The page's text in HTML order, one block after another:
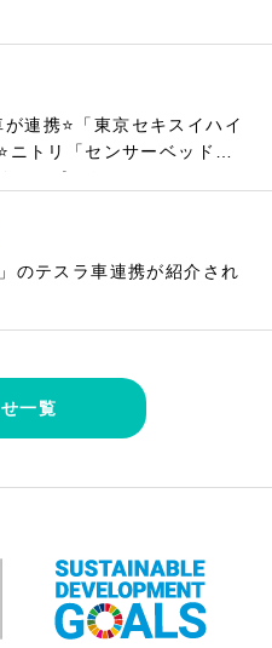
連携⭐「東京セキスイハイ
ニトリ「センサーベッド」
ーレポート
のテスラ車連携が紹介され
一覧